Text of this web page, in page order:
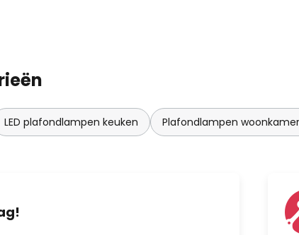
LED plafondlampen keuken Plafondlampen